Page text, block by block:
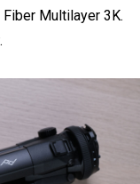
Multilayer 3K.